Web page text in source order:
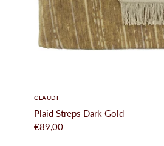
CLAUDI
Plaid Streps Dark Gold
€89,00